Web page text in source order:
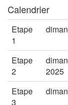
Calendrier
Etape
1
Etape
2
2025
Etape
3